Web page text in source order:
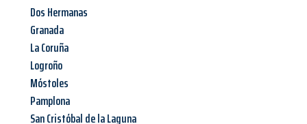
Dos Hermanas
Granada
La Coruña
Logroño
Móstoles
Pamplona
San Cristóbal de la Laguna